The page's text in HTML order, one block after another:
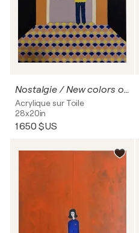
Nostalgie / New colors of Singulart
Acrylique sur Toile
28x20in
1 650 $US